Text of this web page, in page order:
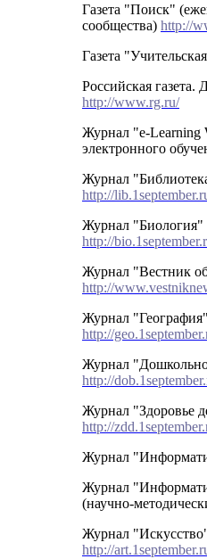
Газета "Поиск"
сообщества) http://
Газета
Российская газета.
http://www.rg.ru/
Журнал "e-
электронного
Журнал
http://
Журнал "Биология"
http://
Журнал "Вестник
http://
Журнал
http://
Журнал
http://
Журнал "Здоровье
http://
Журнал
Журнал
(научно-
Журнал
http://